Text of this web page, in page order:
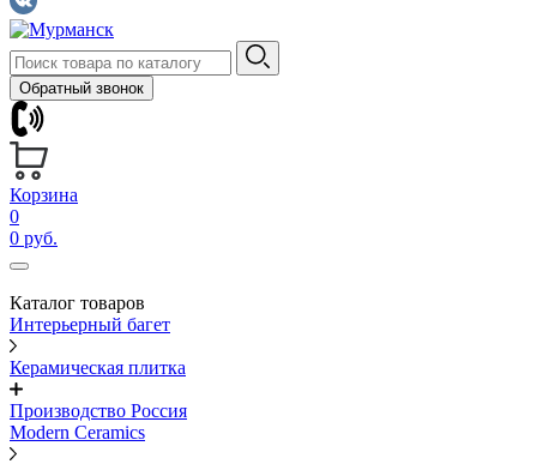
Обратный звонок
Корзина
0
0 руб.
Каталог товаров
Интерьерный багет
Керамическая плитка
Производство Россия
Modern Ceramics